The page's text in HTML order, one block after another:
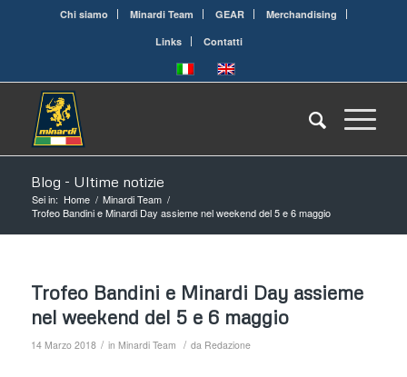
Chi siamo Minardi Team GEAR
Merchandising
Links
Contatti
Blog - Ultime notizie
Sei in: Home / Minardi Team /
Trofeo Bandini e Minardi Day assieme nel weekend del 5 e 6 maggio
Trofeo Bandini e Minardi Day assieme
nel weekend del 5 e 6 maggio
14 Marzo 2018 / in Minardi Team / da Redazione